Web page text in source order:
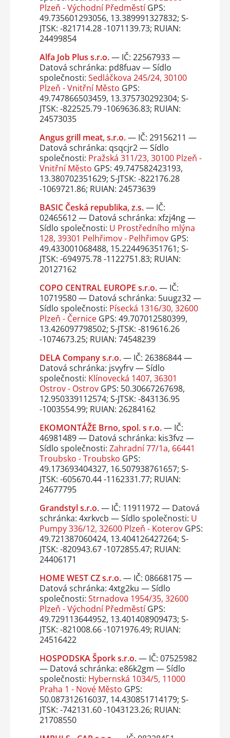
Plzeň - Východní PředměstíGPS:
49.735601293056, 13.389991327832; S-
JTSK: -821714.28 -1071139.73; RUIAN:
24499854
Alfa Job Plus s.r.o.— IČ: 22567933 —
Datová schránka: pd8fuav — Sídlo
společnosti: Sedláčkova 245/24, 30100
Plzeň - Vnitřní Město GPS:
49.747866503459, 13.375730292304; S-
JTSK: -822525.79 -1069636.83; RUIAN:
24573035
Angus grill meat, s.r.o.— IČ: 29156211 —
Datová schránka: qsqcjr2 — Sídlo
společnosti: Pražská 311/23, 30100 Plzeň -
Vnitřní Město GPS: 49.747582423193,
13.380702351629; S-JTSK: -822176.28
-1069721.86; RUIAN: 24573639
BASIC Česká republika, z.s.— IČ:
02465612 — Datová schránka: xfzj4ng —
Sídlo společnosti: U Prostředního mlýna
128, 39301 Pelhřimov - PelhřimovGPS:
49.433001068488, 15.224496351761; S-
JTSK: -694975.78 -1122751.83; RUIAN:
20127162
COPO CENTRAL EUROPE s.r.o.— IČ:
10719580 — Datová schránka: 5uugz32 —
Sídlo společnosti: Písecká 1316/30, 32600
Plzeň - ČerniceGPS: 49.707012580399,
13.426097798502; S-JTSK: -819616.26
-1074673.25; RUIAN: 74548239
DELA Company s.r.o.— IČ: 26386844 —
Datová schránka: jsvyfrv — Sídlo
společnosti: Klínovecká 1407, 36301
Ostrov - OstrovGPS: 50.30667267698,
12.950339112574; S-JTSK: -843136.95
-1003554.99; RUIAN: 26284162
EKOMONTÁŽE Brno, spol. s r.o.— IČ:
46981489 — Datová schránka: kis3fvz —
Sídlo společnosti: Zahradní 77/1a, 66441
Troubsko - Troubsko GPS:
49.173693404327, 16.507938761657; S-
JTSK: -605670.44 -1162331.77; RUIAN:
24677795
Grandstyl s.r.o.— IČ: 11911972 — Datová
schránka: 4xrkvcb — Sídlo společnosti: U
Pumpy 336/12, 32600 Plzeň - KoterovGPS:
49.721387060424, 13.404126427264; S-
JTSK: -820943.67 -1072855.47; RUIAN:
24406171
HOME WEST CZ s.r.o.— IČ: 08668175 —
Datová schránka: 4xtg2ku — Sídlo
společnosti: Strnadova 1954/35, 32600
Plzeň - Východní PředměstíGPS:
49.729113644952, 13.401408909473; S-
JTSK: -821008.66 -1071976.49; RUIAN:
24516422
HOSPODSKA Špork s.r.o.— IČ: 07525982
— Datová schránka: e86k2gm — Sídlo
společnosti: Hybernská 1034/5, 11000
Praha 1 - Nové Město GPS:
50.087312616037, 14.430851714179; S-
JTSK: -742131.60 -1043123.26; RUIAN:
21708550